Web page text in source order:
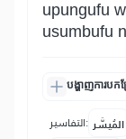
upungufu
usumbufu
បង្ហាញការបក
التفاسير: المُيسَّر